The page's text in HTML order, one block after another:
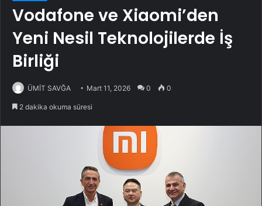
Vodafone ve Xiaomi’den
Yeni Nesil Teknolojilerde İş
Birliği
ÜMİT SAVĞA Mart 11, 2026 0 0
2 dakika okuma süresi